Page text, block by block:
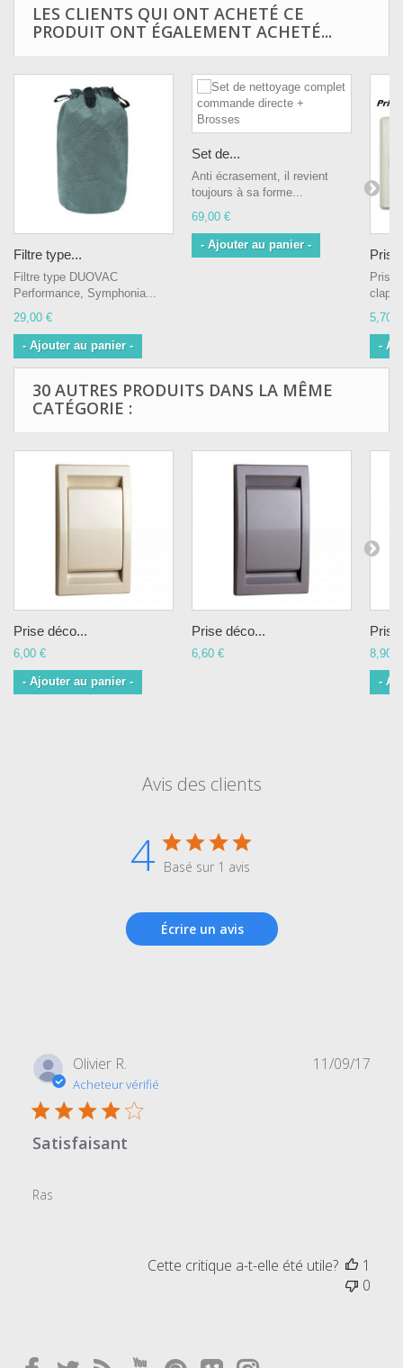
LES CLIENTS QUI ONT ACHETÉ CE
PRODUIT ONT ÉGALEMENT ACHETÉ...
Filtre type...
Filtre type DUOVAC
Performance, Symphonia...
29,00 €
- Ajouter au panier -
Set de...
Anti écrasement, il revient
toujours à sa forme...
69,00 €
- Ajouter au panier -
Prise
5,70 €
-
30 AUTRES PRODUITS DANS LA MÊME
CATÉGORIE :
Prise déco...
6,00 €
- Ajouter au panier -
Prise déco...
6,60 € 8,90 €
-
Avis des clients
4 Basé sur 1 avis
Écrire un avis
Olivier R.
Acheteur vérifié
Satisfaisant
Ras
11/09/17
Cette critique a-t-elle été utile?
1
0